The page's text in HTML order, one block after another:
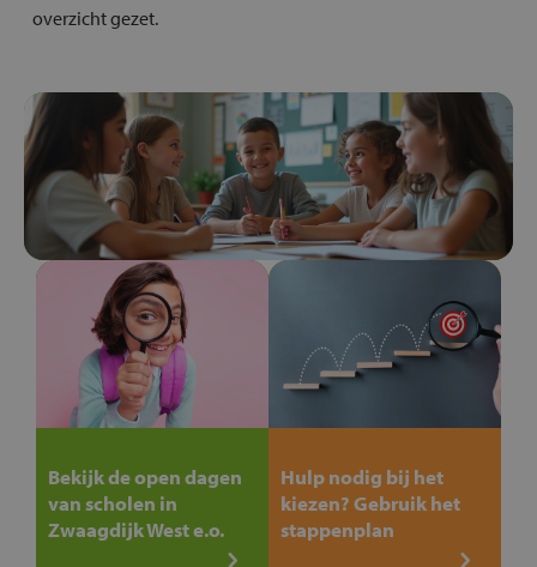
overzicht gezet.
Bekijk de open dagen
van scholen in
Zwaagdijk West e.o.
Hulp nodig bij het
kiezen? Gebruik het
stappenplan